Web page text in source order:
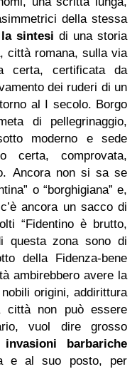
della stessa
la sintesi di una storia
città romana, sulla via
certa, certificata da
dei ruderi di un
al I secolo. Borgo
di pellegrinaggio,
moderno e sede
certa, comprovata,
Ancora non si sa se
o “borghigiana” e,
ancora un sacco di
“Fidentino è brutto,
questa zona sono di
della Fidenza-bene
ambirebbero avere la
origini, addirittura
città non può essere
vuol dire grosso
barbariche
e al suo posto, per